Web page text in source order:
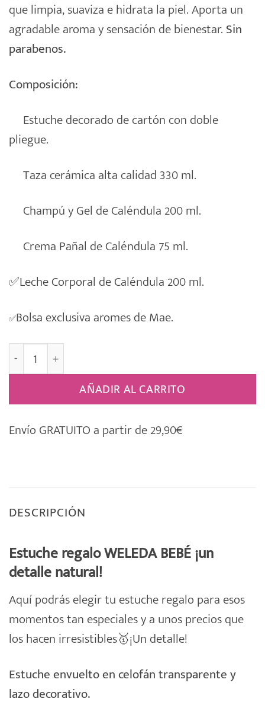
que limpia, suaviza e hidrata la piel. Aporta un
agradable aroma y sensación de bienestar. Sin
parabenos.
Composición:
Estuche decorado de cartón con doble
pliegue.
Taza cerámica alta calidad 330 ml.
Champú y Gel de Caléndula 200 ml.
Crema Pañal de Caléndula 75 ml.
✅Leche Corporal de Caléndula 200 ml.
✅Bolsa exclusiva aromes de Mae.
Estuche Regalo Weleda [BEBÉ] 017 cantidad
AÑADIR AL CARRITO
Envío GRATUITO a partir de 29,90€
DESCRIPCIÓN
Estuche regalo WELEDA BEBÉ ¡un
detalle natural!
Aquí podrás elegir tu estucheregalo para esos
momentos tan especiales y a unos precios que
los hacen irresistibles🥇¡Un detalle!
Estuche envuelto en celofán transparente y
lazo decorativo.